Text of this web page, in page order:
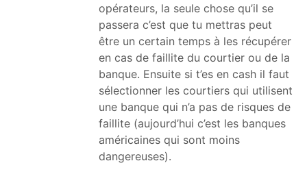
opérateurs, la seule chose qu’il se
passera c’est que tu mettras peut
être un certain temps à les récupérer
en cas de faillite du courtier ou de la
banque. Ensuite si t’es en cash il faut
sélectionner les courtiers qui utilisent
une banque qui n’a pas de risques de
faillite (aujourd’hui c’est les banques
américaines qui sont moins
dangereuses).